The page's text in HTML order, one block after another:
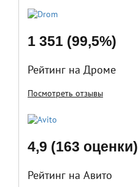
1 351 (99,5%)
Рейтинг на Дроме
Посмотреть отзывы
4,9 (163 оценки)
Рейтинг на Авито